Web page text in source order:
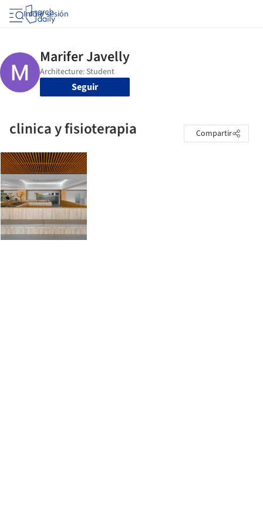
Iniciar sesión
Seguir
clinica y fisioterapia Compartir